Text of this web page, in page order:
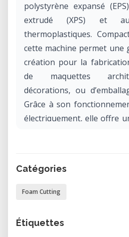
polystyrène expansé
extrudé (XPS) et
thermoplastiques.
cette machine permet une
création pour la
de maquettes
décorations, ou
Grâce à son
électriquement, elle offre
notre laboratoire ?
vous permet d'accéder à
investir dans l’achat ou
Catégories
Foam Cutting
Étiquettes